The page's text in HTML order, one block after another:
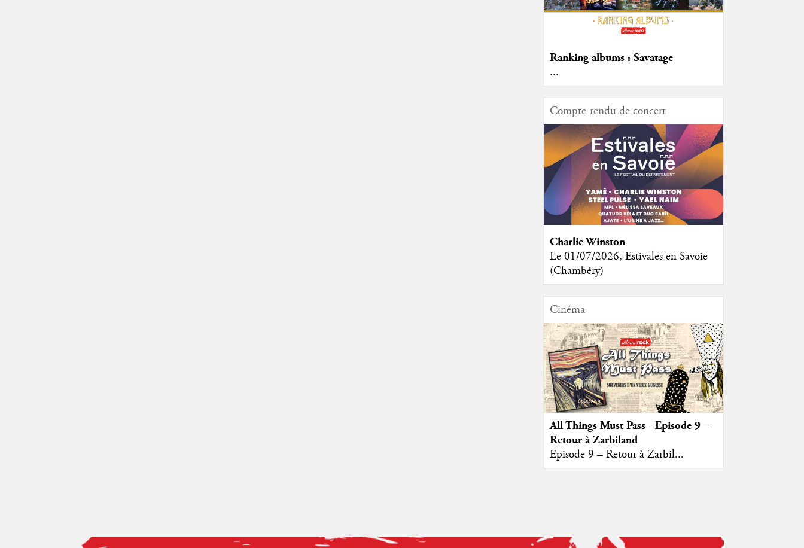
Ranking albums : Savatage
...
Compte-rendu de concert
Charlie Winston
Le 01/07/2026, Estivales en Savoie
(Chambéry)
Cinéma
All Things Must Pass - Episode 9 –
Retour à Zarbiland
Episode 9 – Retour à Zarbil...